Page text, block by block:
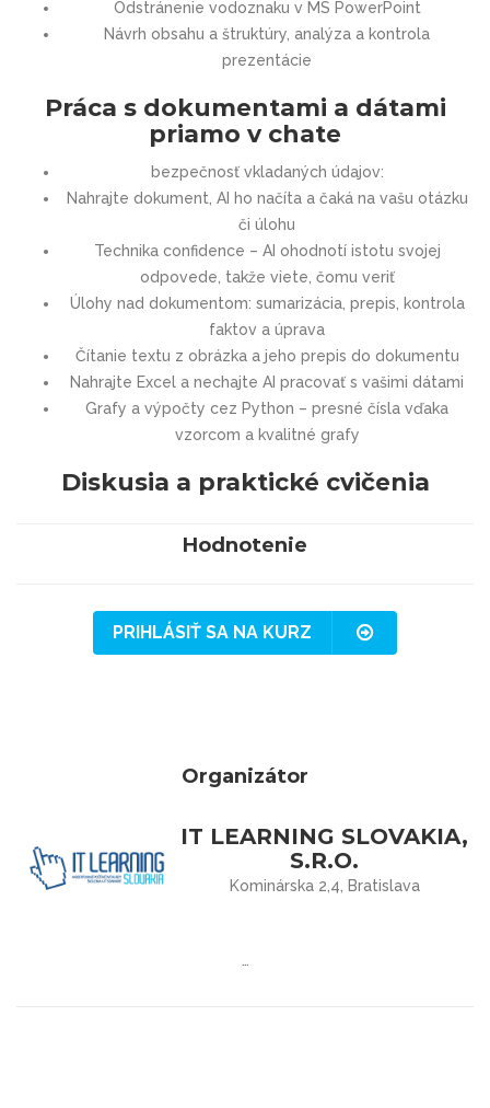
Odstránenie vodoznaku v MS PowerPoint
Návrh obsahu a štruktúry, analýza a kontrola
prezentácie
Práca s dokumentami a dátami
priamo v chate
bezpečnosť vkladaných údajov:
Nahrajte dokument, AI ho načíta a čaká na vašu otázku
či úlohu
Technika confidence – AI ohodnotí istotu svojej
odpovede, takže viete, čomu veriť
Úlohy nad dokumentom: sumarizácia, prepis, kontrola
faktov a úprava
Čítanie textu z obrázka a jeho prepis do dokumentu
Nahrajte Excel a nechajte AI pracovať s vašimi dátami
Grafy a výpočty cez Python – presné čísla vďaka
vzorcom a kvalitné grafy
Diskusia a praktické cvičenia
Hodnotenie
PRIHLÁSIŤ SA NA KURZ
Organizátor
IT LEARNING SLOVAKIA,
S.R.O.
Kominárska 2,4, Bratislava